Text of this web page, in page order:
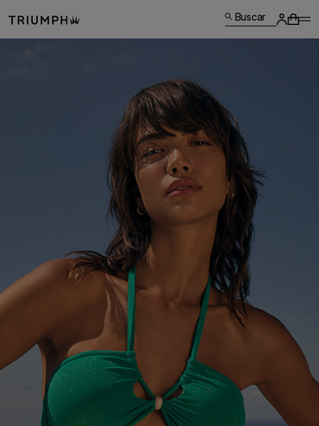
Buscar
FEELS LIKE
WEARING THE SUN
DESCUBRE LAS NOVEDADES